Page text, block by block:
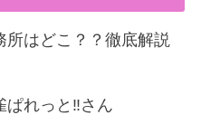
はどこ？？徹底解説
ぱれっと‼︎さん